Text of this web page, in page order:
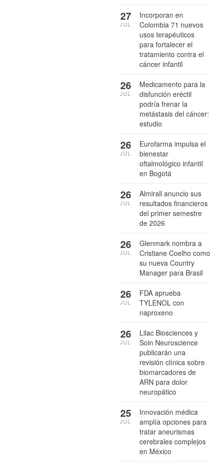
Incorporan en
Colombia 71 nuevos
usos terapéuticos
para fortalecer el
tratamiento contra el
cáncer infantil
27
JUL
Medicamento para la
disfunción eréctil
podría frenar la
metástasis del cáncer:
estudio
26
JUL
Eurofarma impulsa el
bienestar
oftalmológico infantil
en Bogotá
26
JUL
Almirall anuncio sus
resultados financieros
del primer semestre
de 2026
26
JUL
Glenmark nombra a
Cristiane Coelho como
su nueva Country
Manager para Brasil
26
JUL
FDA aprueba
TYLENOL con
naproxeno
26
JUL
Lilac Biosciences y
Soin Neuroscience
publicarán una
revisión clínica sobre
biomarcadores de
ARN para dolor
neuropático
26
JUL
Innovación médica
amplía opciones para
tratar aneurismas
cerebrales complejos
en México
25
JUL